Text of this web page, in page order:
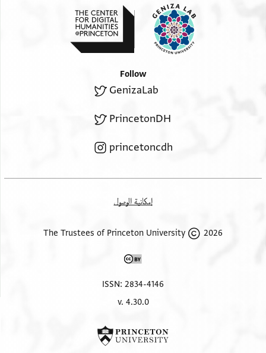
Follow
GenizaLab
PrincetonDH
princetoncdh
إمكانية الوصول
2026 The Trustees of Princeton University
ISSN: 2834-4146
v. 4.30.0